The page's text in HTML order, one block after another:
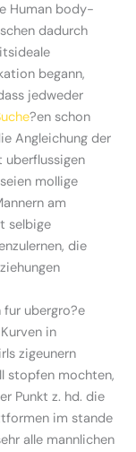
Human body-
dadurch
begann,
jedweder
?en schon
Angleichung der
mollige
am
selbige
die
ubergro?e
in
zigeunern
stopfen mochten,
Punkt z. hd. die
im stande
alle mannlichen